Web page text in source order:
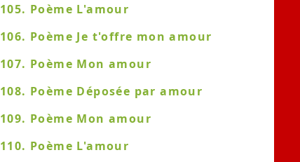
105. Poème L'amour
106. Poème Je t'offre mon amour
107. Poème Mon amour
108. Poème Déposée par amour
109. Poème Mon amour
110. Poème L'amour